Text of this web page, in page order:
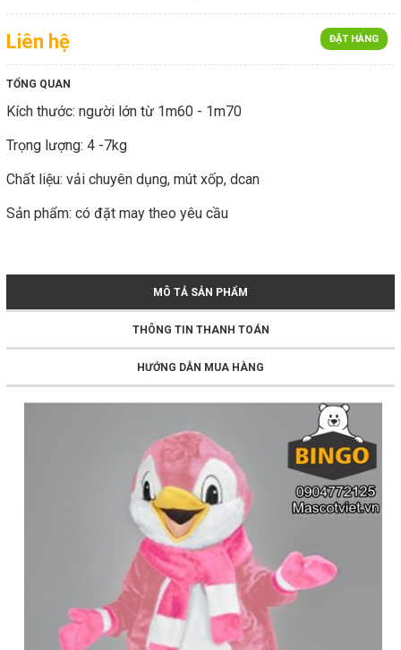
ĐẶT HÀNG
Liên hệ
TỔNG QUAN
Kích thước: người lớn từ 1m60 - 1m70
Trọng lượng: 4 -7kg
Chất liệu: vải chuyên dụng, mút xốp, dcan
Sản phẩm: có đặt may theo yêu cầu
MÔ TẢ SẢN PHẨM
THÔNG TIN THANH TOÁN
HƯỚNG DẪN MUA HÀNG